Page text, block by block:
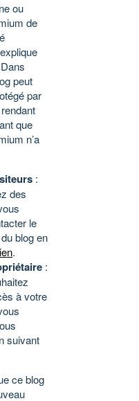
ou
de
peut
par
que
n’a
:
des
le
blog en
.
:
à votre
suivant
ce blog